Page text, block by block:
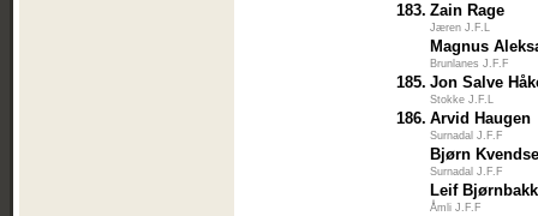
183. Zain Rage
Jæren J.F.L
Magnus
Brunlanes J.F.F
185. Jon Salve
Stokke J.F.L
186. Arvid Haugen
Surnadal J.F.F
Bjørn
Surnadal J.F.F
Leif Bjørnbakk
Åmli J.F.F